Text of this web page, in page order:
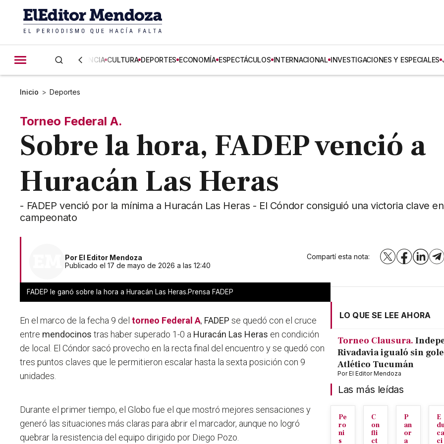
CIENCIA CULTURA DEPORTES ECONOMÍA ESPECTÁCULOS INTERNACIONAL INVESTIGACIONES Y ESPECIALES
Inicio > Deportes
Torneo Federal A.
Sobre la hora, FADEP venció a
Huracán Las Heras
- FADEP venció por la mínima a Huracán Las Heras - El Cóndor consiguió una victoria clave
campeonato
Por El Editor Mendoza
Publicado el 17 de mayo de 2026 a las 12:40
Compartí esta nota: X Facebook
FADEP le ganó sobre la hora a Huracán Las Heras.Prensa FADEP
En el marco de la fecha 9 deltorneo Federal A, FADEPse quedó con el cruce
entre mendocinos tras haber superado 1-0 a Huracán Las Heras en condición
de local. El Cóndor sacó provecho en la recta final del encuentro y se quedó con
tres puntos claves que le permitieron escalar hasta la sexta posición con 9
unidades.
Durante el primer tiempo, el Globo fue el que mostró mejores sensaciones y
generó las situaciones más claras para abrir el marcador, aunque no logró
quebrar la resistencia del equipo dirigido por Diego Pozo.
LO QUE SE LEE AHORA
Torneo Clausura.
Rivadavia igualó sin
Atlético Tucumán
PorEl Editor Mendoza
Las más leídas
Pe
ro
ni
s
C
on
fli
ct
P
an
or
a
E
ca
ci